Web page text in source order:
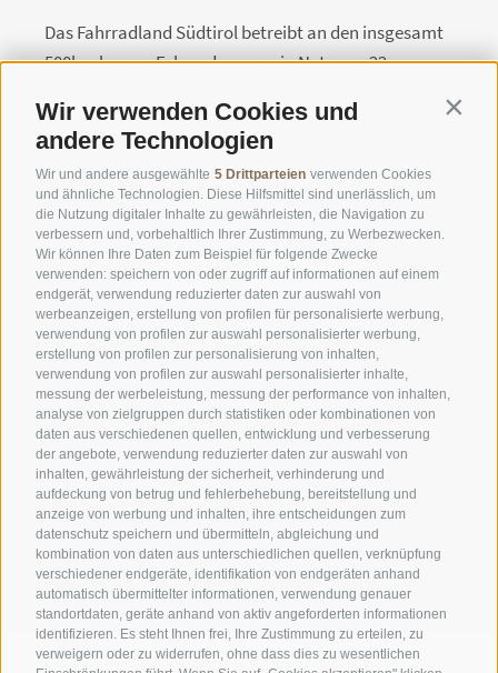
Wir verwenden Cookies und
andere Technologien
Wir und andere ausgewählte 5 Drittparteien verwenden Cookies
und ähnliche Technologien. Diese Hilfsmittel sind unerlässlich, um
die Nutzung digitaler Inhalte zu gewährleisten, die Navigation zu
verbessern und, vorbehaltlich Ihrer Zustimmung, zu Werbezwecken.
Wir können Ihre Daten zum Beispiel für folgende Zwecke
verwenden: speichern von oder zugriff auf informationen auf einem
endgerät, verwendung reduzierter daten zur auswahl von
werbeanzeigen, erstellung von profilen für personalisierte werbung,
verwendung von profilen zur auswahl personalisierter werbung,
erstellung von profilen zur personalisierung von inhalten,
verwendung von profilen zur auswahl personalisierter inhalte,
messung der werbeleistung, messung der performance von inhalten,
analyse von zielgruppen durch statistiken oder kombinationen von
daten aus verschiedenen quellen, entwicklung und verbesserung
der angebote, verwendung reduzierter daten zur auswahl von
inhalten, gewährleistung der sicherheit, verhinderung und
aufdeckung von betrug und fehlerbehebung, bereitstellung und
anzeige von werbung und inhalten, ihre entscheidungen zum
datenschutz speichern und übermitteln, abgleichung und
kombination von daten aus unterschiedlichen quellen, verknüpfung
verschiedener endgeräte, identifikation von endgeräten anhand
automatisch übermittelter informationen, verwendung genauer
standortdaten, geräte anhand von aktiv angeforderten informationen
identifizieren. Es steht Ihnen frei, Ihre Zustimmung zu erteilen, zu
verweigern oder zu widerrufen, ohne dass dies zu wesentlichen
Das Fahrradland Südtirol betreibt an den insgesamt
500km langen Fahrradwegen ein Netz von 22
Südtirol ...
MEHR LESEN
« ‹ 1 2 › »
9 Einträge auf 2 Seiten, Angezeigte Einträge 1-8
AMT FÜR DEN NATIONALPARK STILFSERJOCH
SOCIAL-MEDIA-RICHTLINIEN | IMPRESSUM | SITEMAP | COOKIE-RICHTLINIE
PRIVACY | Cookie Präferenzen